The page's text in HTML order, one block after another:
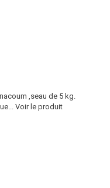
,seau de 5 kg.
Voir le produit